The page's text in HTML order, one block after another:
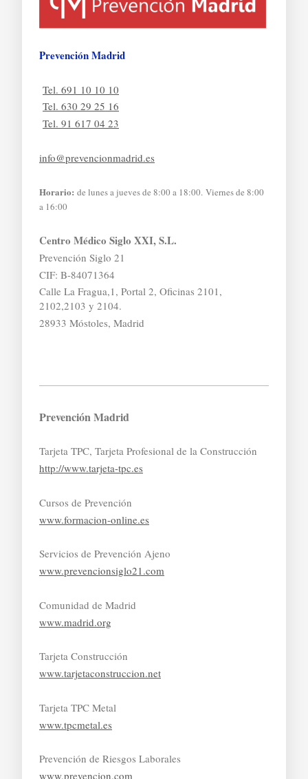
Prevención Madrid
Tel. 691 10 10 10
Tel. 630 29 25 16
Tel. 91 617 04 23
info@prevencionmadrid.es
Horario: de lunes a jueves de 8:00 a 18:00. Viernes de 8:00
a 16:00
Centro Médico Siglo XXI, S.L.
Prevención Siglo 21
CIF: B-84071364
Calle La Fragua,1, Portal 2, Oficinas 2101,
2102,2103 y 2104.
28933 Móstoles, Madrid
Prevención Madrid
Tarjeta TPC, Tarjeta Profesional de la Construcción
http://www.tarjeta-tpc.es
Cursos de Prevención
www.formacion-online.es
Servicios de Prevención Ajeno
www.prevencionsiglo21.com
Comunidad de Madrid
www.madrid.org
Tarjeta Construcción
www.tarjetaconstruccion.net
Tarjeta TPC Metal
www.tpcmetal.es
Prevención de Riesgos Laborales
www.prevencion.com